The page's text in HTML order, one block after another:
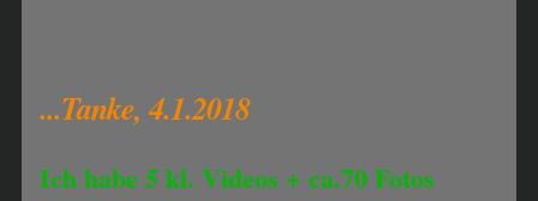
...Tanke, 4.1.2018
Ich habe 5 kl. Videos + ca.70 Fotos